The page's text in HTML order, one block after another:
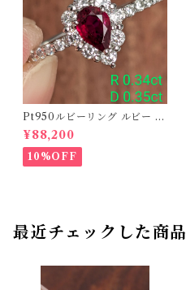
Pt950ルビーリング ルビー 0.
34ct ダイヤモンド 0.35ct【P
RO206885】
¥88,200
10%OFF
最近チェックした商品